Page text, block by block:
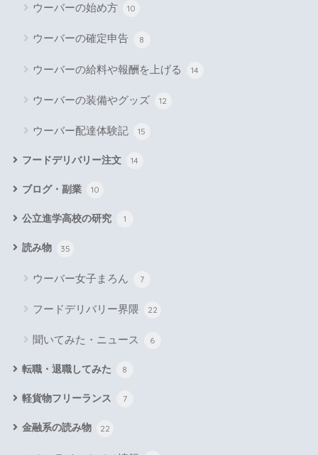
ウーバーの始め方 10
ウーバーの確定申告 8
ウーバーの給料や報酬を上げる 14
ウーバーの装備やグッズ 12
ウーバー配達体験記 15
フードデリバリー注文 14
ブログ・副業 10
公立進学高校の研究 1
読み物 35
ウーバー女子まろん 7
フードデリバリー界隈 22
聞いてみた・ニュース 6
転職・退職してみた 8
軽貨物フリーランス 7
金融系の読み物 22